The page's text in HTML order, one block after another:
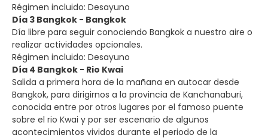
Régimen incluido: Desayuno
Día 3 Bangkok - Bangkok
Día libre para seguir conociendo Bangkok a nuestro aire o
realizar actividades opcionales.
Régimen incluido: Desayuno
Día 4 Bangkok - Rio Kwai
Salida a primera hora de la mañana en autocar desde
Bangkok, para dirigirnos a la provincia de Kanchanaburi,
conocida entre por otros lugares por el famoso puente
sobre el rio Kwai y por ser escenario de algunos
acontecimientos vividos durante el periodo de la